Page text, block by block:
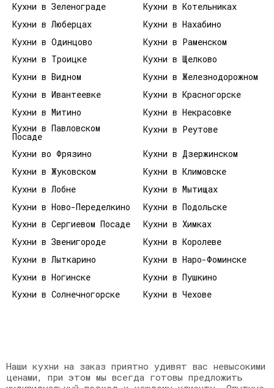
Кухни в Зеленограде
Кухни в Котельниках
Кухни в Люберцах
Кухни в Нахабино
Кухни в Одинцово
Кухни в Раменском
Кухни в Троицке
Кухни в Щелково
Кухни в Видном
Кухни в Железнодорожном
Кухни в Ивантеевке
Кухни в Красногорске
Кухни в Митино
Кухни в Некрасовке
Кухни в Павловском
Посаде
Кухни в Реутове
Кухни во Фрязино
Кухни в Дзержинском
Кухни в Жуковском
Кухни в Климовске
Кухни в Лобне
Кухни в Мытищах
Кухни в Ново-Переделкино
Кухни в Подольске
Кухни в Сергиевом Посаде
Кухни в Химках
Кухни в Звенигороде
Кухни в Королеве
Кухни в Лыткарино
Кухни в Наро-Фоминске
Кухни в Ногинске
Кухни в Пушкино
Кухни в Солнечногорске
Кухни в Чехове
Наши кухни на заказ приятно удивят вас невысокими
ценами, при этом мы всегда готовы предложить